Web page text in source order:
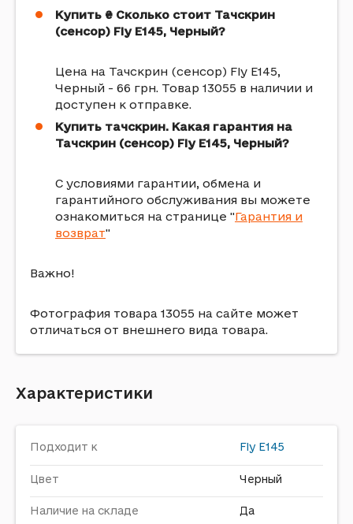
Купить ₴ Сколько стоит Тачскрин
(сенсор) Fly E145, Черный?
Цена на Тачскрин (сенсор) Fly E145,
Черный - 66 грн. Товар 13055 в наличии и
доступен к отправке.
Купить тачскрин. Какая гарантия на
Тачскрин (сенсор) Fly E145, Черный?
С условиями гарантии, обмена и
гарантийного обслуживания вы можете
ознакомиться на странице "Гарантия и
возврат"
Важно!
Фотография товара 13055 на сайте может
отличаться от внешнего вида товара.
Характеристики
Подходит к Fly E145
Цвет Черный
Наличие на складе Да